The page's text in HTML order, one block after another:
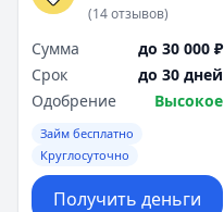
(14отзывов)
Сумма
до 30 000 ₽
Срок
до 30 дней
Одобрение
Высокое
Займ бесплатно
Круглосуточно
Получить деньги